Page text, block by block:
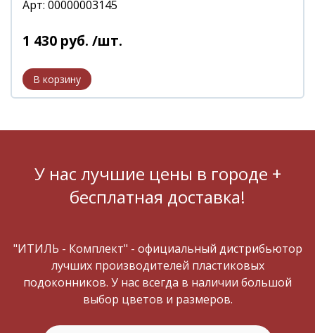
Арт: 00000003145
1 430 руб. /шт.
У нас лучшие цены в городе +
бесплатная доставка!
"ИТИЛЬ - Комплект" - официальный дистрибьютор
лучших производителей пластиковых
подоконников. У нас всегда в наличии большой
выбор цветов и размеров.